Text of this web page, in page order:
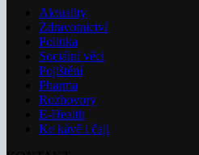
Aktuality
Zdravotnictví
Politika
Sociální věci
Pojištění
Pharma
Rozhovory
E-Health
Ke kávě i čaji